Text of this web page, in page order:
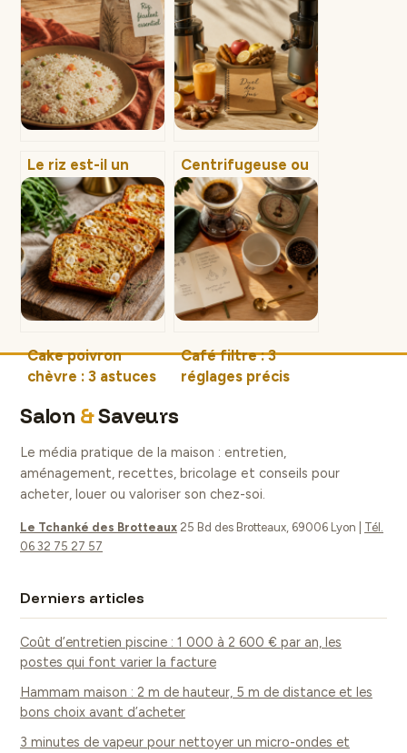
Le riz est-il un
féculent ?
Classification,
index glycémique
et conseils de
consommation
Centrifugeuse ou
extracteur de jus :
quel appareil
préserve
réellement vos
vitamines ?
Cake poivron
chèvre : 3 astuces
moelleuse et
Café filtre : 3
réglages précis
amertume
Salon &Saveurs
Le média pratique de la maison : entretien,
aménagement, recettes, bricolage et conseils pour
acheter, louer ou valoriser son chez-soi.
Le Tchanké des Brotteaux 25 Bd des Brotteaux, 69006 Lyon
Tél.
06 32 75 27 57
Derniers articles
Coût d’entretien piscine : 1 000 à 2 600 € par an, les
postes qui font varier la facture
Hammam maison : 2 m de hauteur, 5 m de distance et les
bons choix avant d’acheter
3 minutes de vapeur pour nettoyer un micro-ondes et